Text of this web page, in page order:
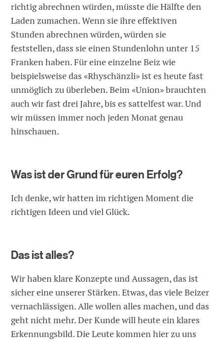
richtig abrechnen würden, müsste die Hälfte den
Laden zumachen. Wenn sie ihre effektiven
Stunden abrechnen würden, würden sie
feststellen, dass sie einen Stundenlohn unter 15
Franken haben. Für eine einzelne Beiz wie
beispielsweise das «Rhyschänzli» ist es heute fast
unmöglich zu überleben. Beim «Union» brauchten
auch wir fast drei Jahre, bis es sattelfest war. Und
wir müssen immer noch jeden Monat genau
hinschauen.
Was ist der Grund für euren Erfolg?
Ich denke, wir hatten im richtigen Moment die
richtigen Ideen und viel Glück.
Das ist alles?
Wir haben klare Konzepte und Aussagen, das ist
sicher eine unserer Stärken. Etwas, das viele Beizer
vernachlässigen. Alle wollen alles machen, und das
geht nicht mehr. Der Kunde will heute ein klares
Erkennungsbild. Die Leute kommen hier zu uns